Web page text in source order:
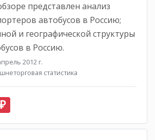
представлен анализ
автобусов в Россию;
и географической структуры
в Россию.
2012 г.
статистика